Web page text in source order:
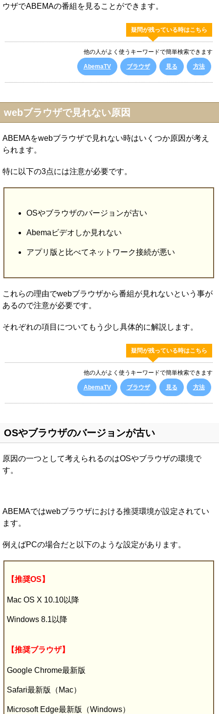
ウザでABEMAの番組を見ることができます。
疑問が残っている時はこちら
他の人がよく使うキーワードで簡単検索できます
AbemaTV ブラウザ 見る 方法
webブラウザで見れない原因
ABEMAをwebブラウザで見れない時はいくつか原因が考え
られます。
特に以下の3点には注意が必要です。
OSやブラウザのバージョンが古い
Abemaビデオしか見れない
アプリ版と比べてネットワーク接続が悪い
これらの理由でwebブラウザから番組が見れないという事が
あるので注意が必要です。
それぞれの項目についてもう少し具体的に解説します。
疑問が残っている時はこちら
他の人がよく使うキーワードで簡単検索できます
AbemaTV ブラウザ 見る 方法
OSやブラウザのバージョンが古い
原因の一つとして考えられるのはOSやブラウザの環境で
す。
ABEMAではwebブラウザにおける推奨環境が設定されてい
ます。
例えばPCの場合だと以下のような設定があります。
【推奨OS】
Mac OS X 10.10以降
Windows 8.1以降
【推奨ブラウザ】
Google Chrome最新版
Safari最新版（Mac）
Microsoft Edge最新版（Windows）